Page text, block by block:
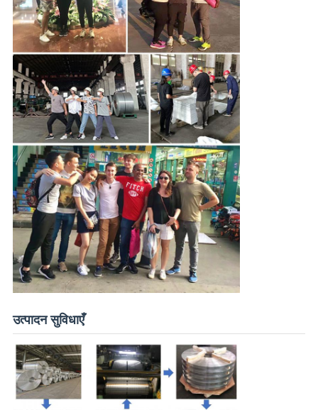
उत्पादन सुविधाएँ